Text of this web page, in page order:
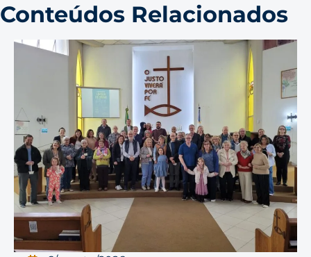
Conteúdos Relacionados